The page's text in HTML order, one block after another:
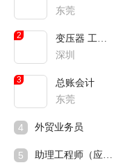
东莞
2
变压器 工艺工程师
深圳
3
总账会计
东莞
4 外贸业务员
5 助理工程师（应届生可入）